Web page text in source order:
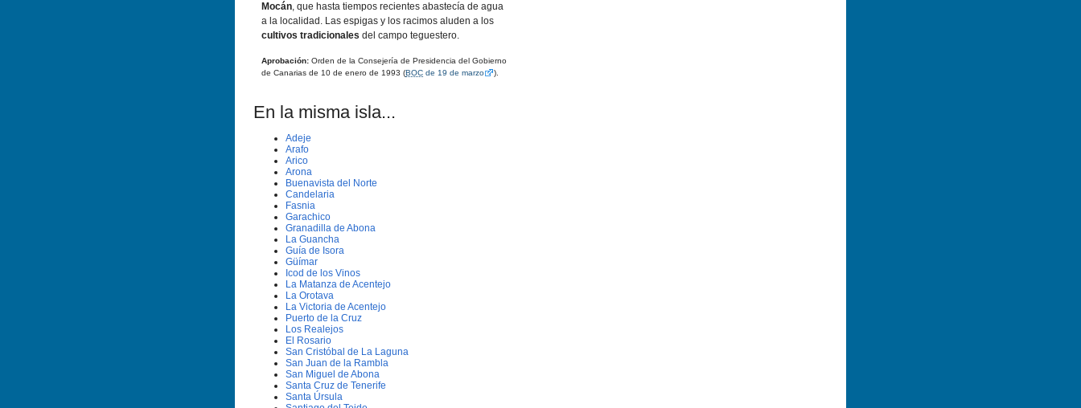
Mocán, que hasta tiempos recientes abastecía de agua
a la localidad. Las espigas y los racimos aluden a los
cultivos tradicionales del campo teguestero.
Aprobación: Orden de la Consejería de Presidencia del Gobierno
de Canarias de 10 de enero de 1993 (BOC de 19 de marzo ).
En la misma isla...
Adeje
Arafo
Arico
Arona
Buenavista del Norte
Candelaria
Fasnia
Garachico
Granadilla de Abona
La Guancha
Guía de Isora
Güímar
Icod de los Vinos
La Matanza de Acentejo
La Orotava
La Victoria de Acentejo
Puerto de la Cruz
Los Realejos
El Rosario
San Cristóbal de La Laguna
San Juan de la Rambla
San Miguel de Abona
Santa Cruz de Tenerife
Santa Úrsula